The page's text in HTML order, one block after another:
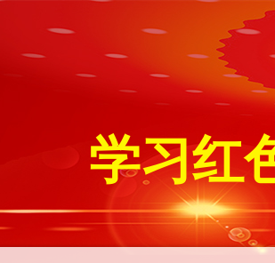
学习红